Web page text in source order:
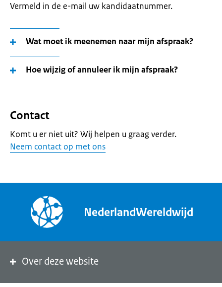
Vermeld in de e-mail uw kandidaatnummer.
Wat moet ik meenemen naar mijn afspraak?
Hoe wijzig of annuleer ik mijn afspraak?
Contact
Komt u er niet uit? Wij helpen u graag verder.
Neem contact op met ons
NederlandWereldwijd
Over deze website